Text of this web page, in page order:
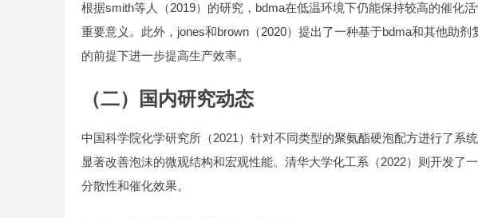
根据smith等人（2019）的研究，bdma在低温环境下仍能保持较高的催化
重要意义。此外，jones和brown（2020）提出了一种基于bdma和其他助
的前提下进一步提高生产效率。
（二）国内研究动态
中国科学院化学研究所（2021）针对不同类型的聚氨酯硬泡配方进行了系
显著改善泡沫的微观结构和宏观性能。清华大学化工系（2022）则开发了
分散性和催化效果。